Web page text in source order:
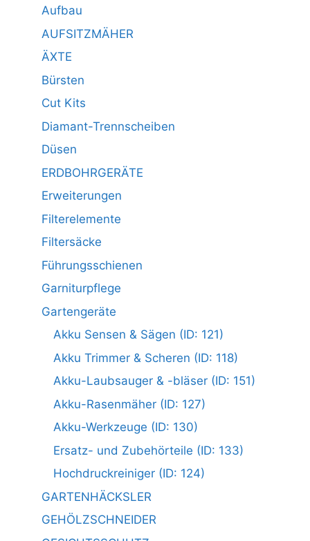
Aufbau
AUFSITZMÄHER
ÄXTE
Bürsten
Cut Kits
Diamant-Trennscheiben
Düsen
ERDBOHRGERÄTE
Erweiterungen
Filterelemente
Filtersäcke
Führungsschienen
Garniturpflege
Gartengeräte
Akku Sensen & Sägen (ID: 121)
Akku Trimmer & Scheren (ID: 118)
Akku-Laubsauger & -bläser (ID: 151)
Akku-Rasenmäher (ID: 127)
Akku-Werkzeuge (ID: 130)
Ersatz- und Zubehörteile (ID: 133)
Hochdruckreiniger (ID: 124)
GARTENHÄCKSLER
GEHÖLZSCHNEIDER